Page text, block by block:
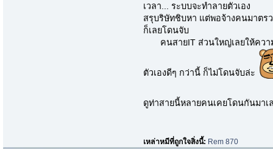
เวลา... ระบบจะทำลายตัวเอง
สรุบริษัทชิบหา แต่พอจ้างคนมาตรว
ก็เลยโดนจับ
คนสายIT ส่วนใหญ่เลยให้ความ
ตัวเองดีๆ กว่านี้ ก็ไม่โดนจับล่ะ
ดูท่าสายนี้หลายคนเคยโดนกันมา
เหล่าหมีที่ถูกใจสิ่งนี้: Rem 870